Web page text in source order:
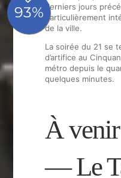
derniers jours
particulièrement
de la ville.
La soirée du 21 se
d’artifice au
métro depuis le
quelques minutes.
À
— Le
BLOG
Contact & Accès
Whatsapp
Made in hotels
Réservation
Rue Veydt
Quartier